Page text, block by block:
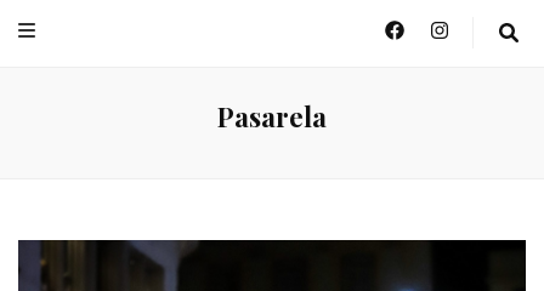
Pasarela